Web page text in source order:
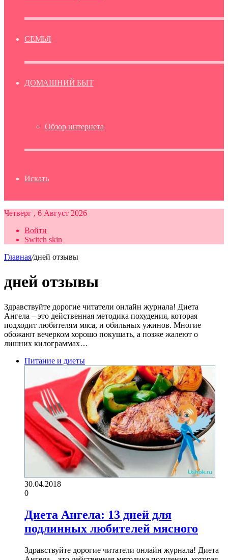
СЕМЬЯ
ДОМАШНИЙ БЫТ
Обзор интернета
Искать
Четверг , 6 Август 2026
Войти
Switch skin
Главная/дней отзывы
дней отзывы
Здравствуйте дорогие читатели онлайн журнала! Диета
Ангела – это действенная методика похудения, которая
подходит любителям мяса, и обильных ужинов. Многие
обожают вечерком хорошо покушать, а позже жалеют о
лишних килограммах…
Питание и диеты
30.04.2018
0
Диета Ангела: 13 дней для
подлинных любителей мясного
Здравствуйте дорогие читатели онлайн журнала! Диета